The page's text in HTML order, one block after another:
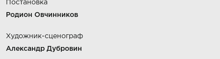
Постановка
Родион Овчинников
Художник-сценограф
Александр Дубровин